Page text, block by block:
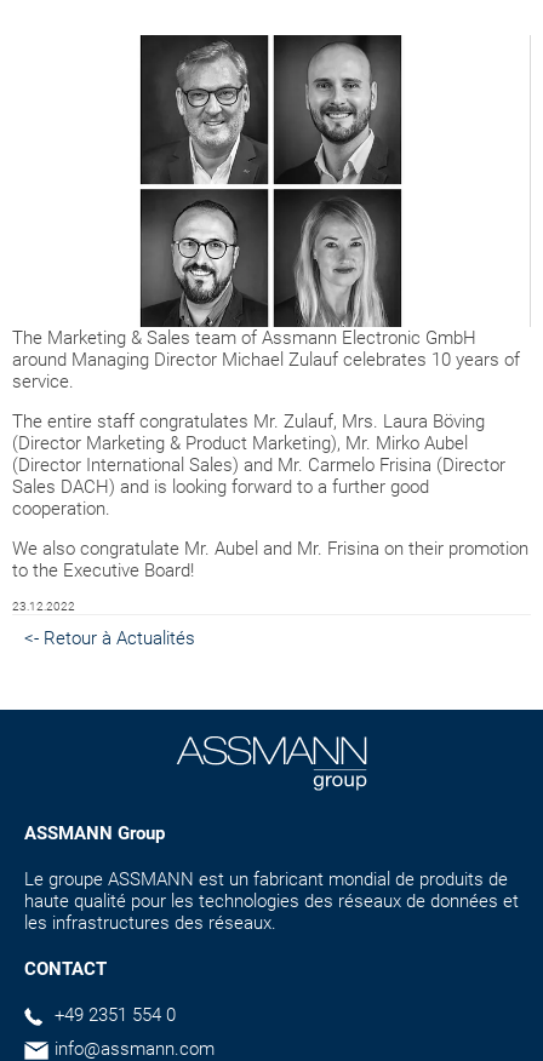
The Marketing & Sales team of Assmann Electronic GmbH
around Managing Director Michael Zulauf celebrates 10 years of
service.
The entire staff congratulates Mr. Zulauf, Mrs. Laura Böving
(Director Marketing & Product Marketing), Mr. Mirko Aubel
(Director International Sales) and Mr. Carmelo Frisina (Director
Sales DACH) and is looking forward to a further good
cooperation.
We also congratulate Mr. Aubel and Mr. Frisina on their promotion
to the Executive Board!
23.12.2022
<- Retour à Actualités
ASSMANN Group
Le groupe ASSMANN est un fabricant mondial de produits de
haute qualité pour les technologies des réseaux de données et
les infrastructures des réseaux.
CONTACT
+49 2351 554 0
info@assmann.com